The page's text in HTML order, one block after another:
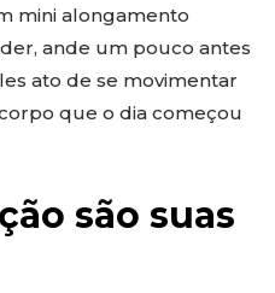
mini alongamento
ande um pouco antes
ato de se movimentar
que o dia começou
são suas